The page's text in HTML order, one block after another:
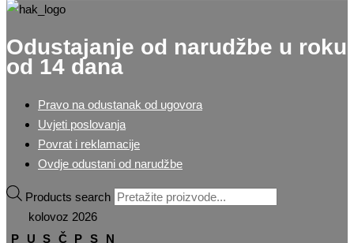
Odustajanje od narudžbe u roku
od 14 dana
Pravo na odustanak od ugovora
Uvjeti poslovanja
Povrat i reklamacije
Ovdje odustani od narudžbe
Products search
kolovoz 2026
P
U S Č P S
N